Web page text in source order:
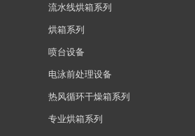
流水线烘箱系列
烘箱系列
喷台设备
电泳前处理设备
热风循环干燥箱系列
专业烘箱系列